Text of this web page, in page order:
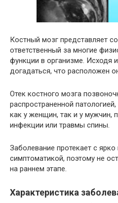
Костный мозг представляет
ответственный за многие
функции в организме. Исходя
догадаться, что расположен
Отек костного мозга
распространенной
как у женщин, так и у мужчин,
инфекции или травмы спины.
Заболевание протекает с
симптоматикой, поэтому не
на раннем этапе.
Характеристика